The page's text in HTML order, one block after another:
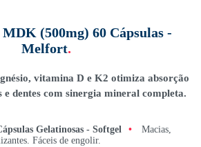
(500mg) 60 Cápsulas -
Melfort.
vitamina D e K2 otimiza absorção
e dentes com sinergia mineral completa.
Gelatinosas - Softgel •
Macias,
Fáceis de engolir.